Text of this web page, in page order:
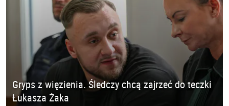
Gryps z więzienia. Śledczy chcą zajrzeć do teczki
Łukasza Żaka